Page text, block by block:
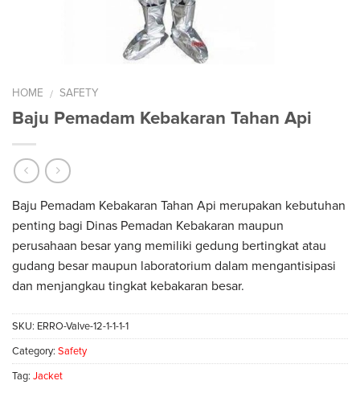
HOME / SAFETY
Baju Pemadam Kebakaran Tahan Api
Baju Pemadam Kebakaran Tahan Api merupakan kebutuhan
penting bagi Dinas Pemadan Kebakaran maupun
perusahaan besar yang memiliki gedung bertingkat atau
gudang besar maupun laboratorium dalam mengantisipasi
dan menjangkau tingkat kebakaran besar.
SKU: ERRO-Valve-12-1-1-1-1
Category: Safety
Tag: Jacket